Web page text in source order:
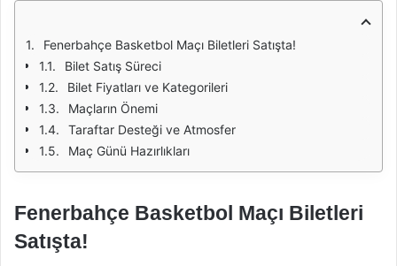
Fenerbahçe Basketbol Maçı Biletleri Satışta!
Bilet Satış Süreci
Bilet Fiyatları ve Kategorileri
Maçların Önemi
Taraftar Desteği ve Atmosfer
Maç Günü Hazırlıkları
Fenerbahçe Basketbol Maçı Biletleri
Satışta!